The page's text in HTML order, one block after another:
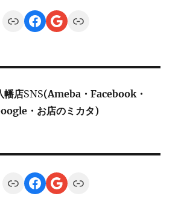
LinkFacebook
Google
Link
幡店SNS(Ameba・Facebook・
・お店のミカタ)
LinkFacebook
Google
Link